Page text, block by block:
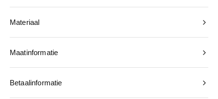
Materiaal
Maatinformatie
Betaalinformatie